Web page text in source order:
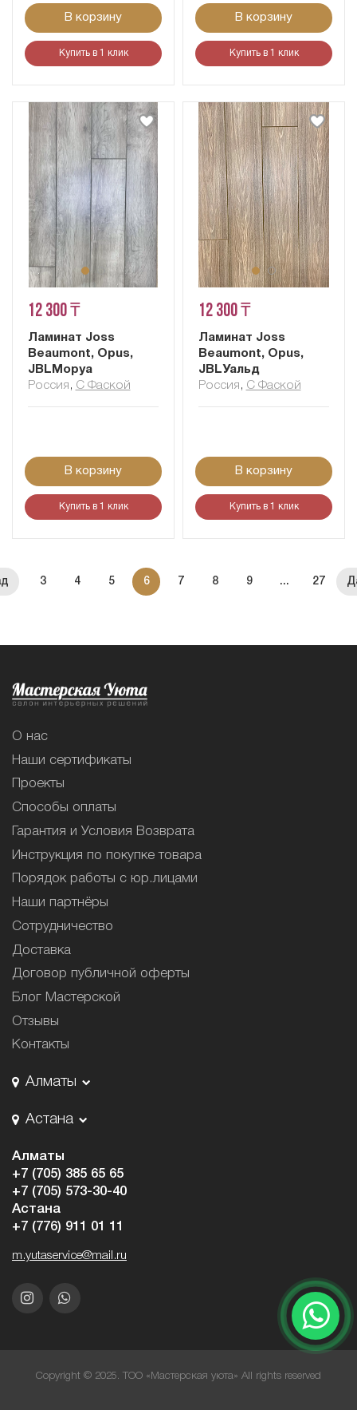
В корзину
Купить в 1 клик
В корзину
Купить в 1 клик
12 300 ₸
Ламинат Joss
Beaumont, Opus,
JBLМоруа
Россия , С Фаской
В корзину
Купить в 1 клик
12 300 ₸
Ламинат Joss
Beaumont, Opus,
JBLУальд
Россия , С Фаской
В корзину
Купить в 1 клик
3 4 5 6 7 8 9 ... 27
О нас
Наши сертификаты
Проекты
Способы оплаты
Гарантия и Условия Возврата
Инструкция по покупке товара
Порядок работы с юр.лицами
Наши партнёры
Сотрудничество
Доставка
Договор публичной оферты
Блог Мастерской
Отзывы
Контакты
Алматы
Астана
Алматы
+7 (705) 385 65 65
+7 (705) 573-30-40
Астана
+7 (776) 911 01 11
m.yutaservice@mail.ru
Copyright © 2025. ТОО «Мастерская уюта» All rights reserved